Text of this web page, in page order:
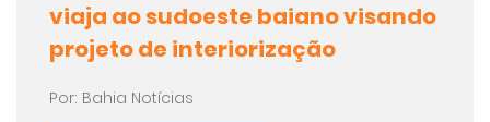
viaja ao sudoeste baiano visando
projeto de interiorização
Por: Bahia Notícias